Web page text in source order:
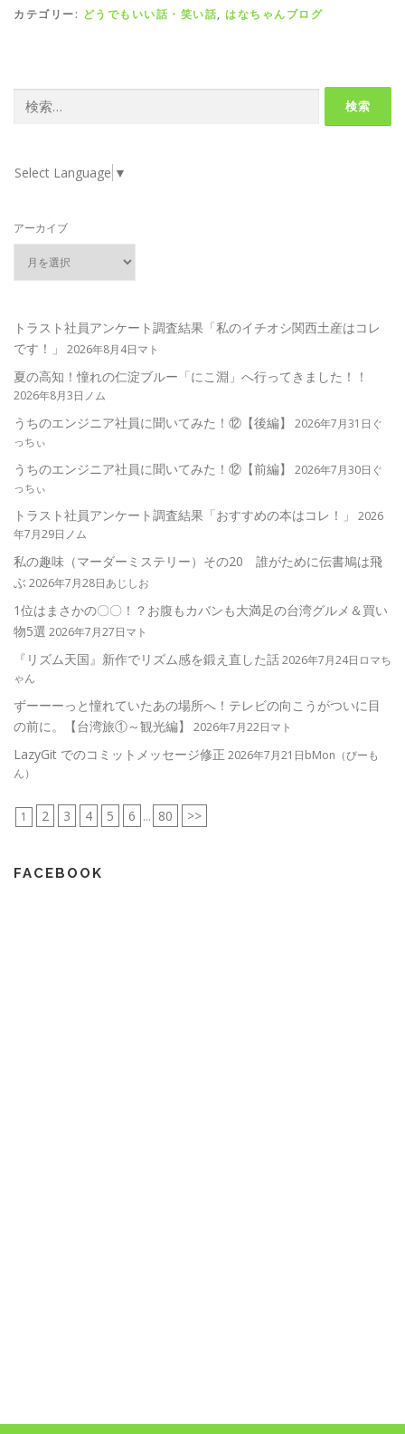
カテゴリー: どうでもいい話・笑い話, はなちゃんブログ
索:
Select Language ▼
アーカイブ
トラスト社員アンケート調査結果「私のイチオシ関西土産はコレ
です！」
2026年8月4日マト
夏の高知！憧れの仁淀ブルー「にこ淵」へ行ってきました！！
2026年8月3日ノム
うちのエンジニア社員に聞いてみた！⑫【後編】
2026年7月31日ぐ
っちぃ
うちのエンジニア社員に聞いてみた！⑫【前編】
2026年7月30日ぐ
っちぃ
トラスト社員アンケート調査結果「おすすめの本はコレ！」
2026
年7月29日ノム
私の趣味（マーダーミステリー）その20 誰がために伝書鳩は飛
ぶ2026年7月28日あじしお
1位はまさかの〇〇！？お腹もカバンも大満足の台湾グルメ＆買い
物5選 2026年7月27日マト
『リズム天国』新作でリズム感を鍛え直した話2026年7月24日ロマち
ゃん
ずーーーっと憧れていたあの場所へ！テレビの向こうがついに目
の前に。【台湾旅①～観光編】
2026年7月22日マト
LazyGit でのコミットメッセージ修正 2026年7月21日bMon（びーも
ん）
1 2 3 4 5 6 ... 80 >>
FACEBOOK